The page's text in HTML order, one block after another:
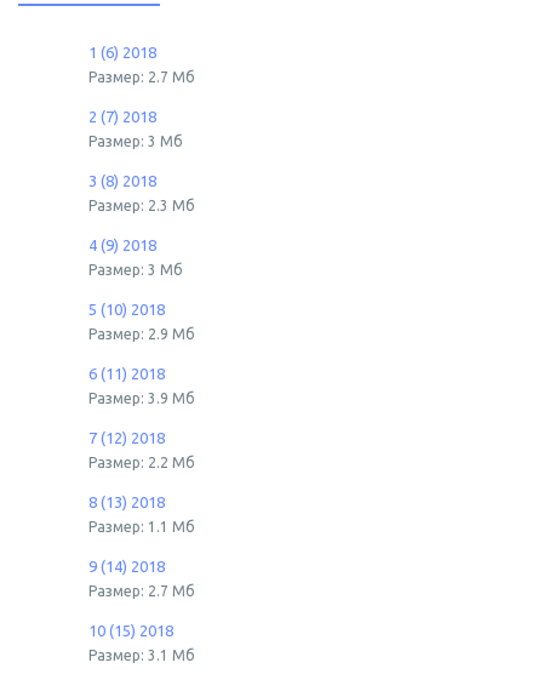
1 (6) 2018
Размер: 2.7 Мб
2 (7) 2018
Размер: 3 Мб
3 (8) 2018
Размер: 2.3 Мб
4 (9) 2018
Размер: 3 Мб
5 (10) 2018
Размер: 2.9 Мб
6 (11) 2018
Размер: 3.9 Мб
7 (12) 2018
Размер: 2.2 Мб
8 (13) 2018
Размер: 1.1 Мб
9 (14) 2018
Размер: 2.7 Мб
10 (15) 2018
Размер: 3.1 Мб